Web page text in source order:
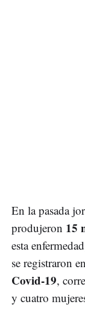
En la pasada
produjeron 15
esta
se registraron
Covid-19,
y cuatro